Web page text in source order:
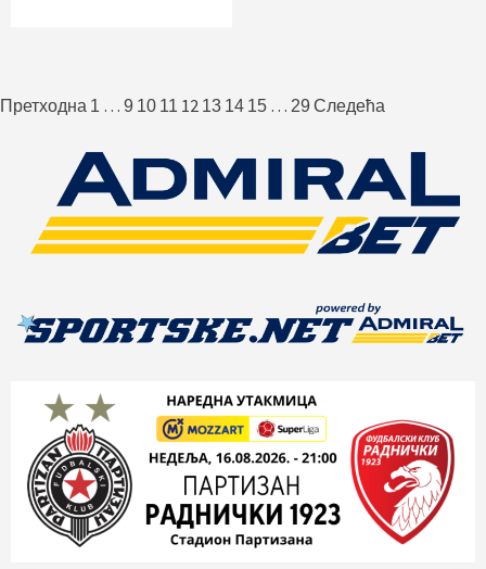
Пагинација
чланака
Претходна 1 … 9 10 11 12 13 14 15 … 29 Следећа